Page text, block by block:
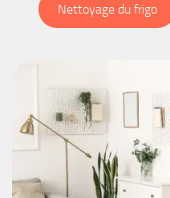
Nettoyage du frigo